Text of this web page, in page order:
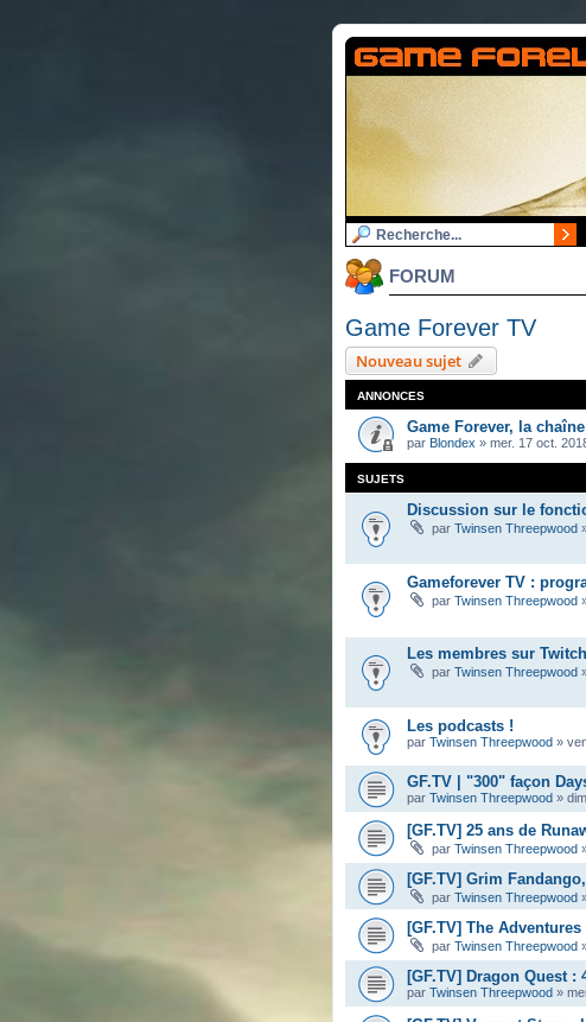
FORUM
Game Forever TV
Nouveau sujet
ANNONCES
Game Forever, la
par Blondex » mer. 17 oct.
SUJETS
Discussion sur le
par Twinsen Threepwood
Gameforever TV :
par Twinsen Threepwood
Les membres sur
par Twinsen Threepwood
Les podcasts !
par Twinsen Threepwood »
GF.TV | "300" façon
par Twinsen Threepwood »
[GF.TV] 25 ans de
par Twinsen Threepwood
[GF.TV] Grim
par Twinsen Threepwood
[GF.TV] The
par Twinsen Threepwood
[GF.TV] Dragon Quest :
par Twinsen Threepwood »